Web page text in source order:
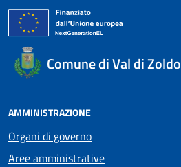
Comune di Val di Zoldo
AMMINISTRAZIONE
Organi di governo
Aree amministrative